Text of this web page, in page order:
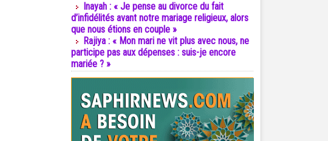
Inayah : « Je pense au divorce du fait
d’infidélités avant notre mariage religieux, alors
que nous étions en couple »
Rajiya : « Mon mari ne vit plus avec nous, ne
participe pas aux dépenses : suis-je encore
mariée ? »